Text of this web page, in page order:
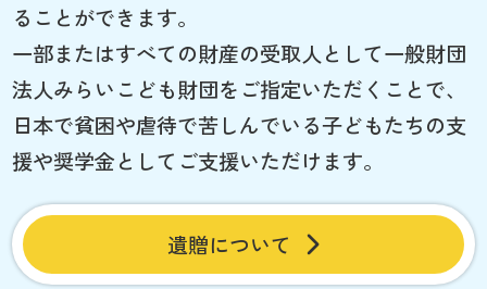
ることができます。
一部またはすべての財産の受取人として一般財団
法人みらいこども財団をご指定いただくことで、
日本で貧困や虐待で苦しんでいる子どもたちの支
援や奨学金としてご支援いただけます。
遺贈について